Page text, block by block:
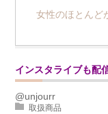
女性のほとんど
インスタライブも配
@unjourr
取扱商品